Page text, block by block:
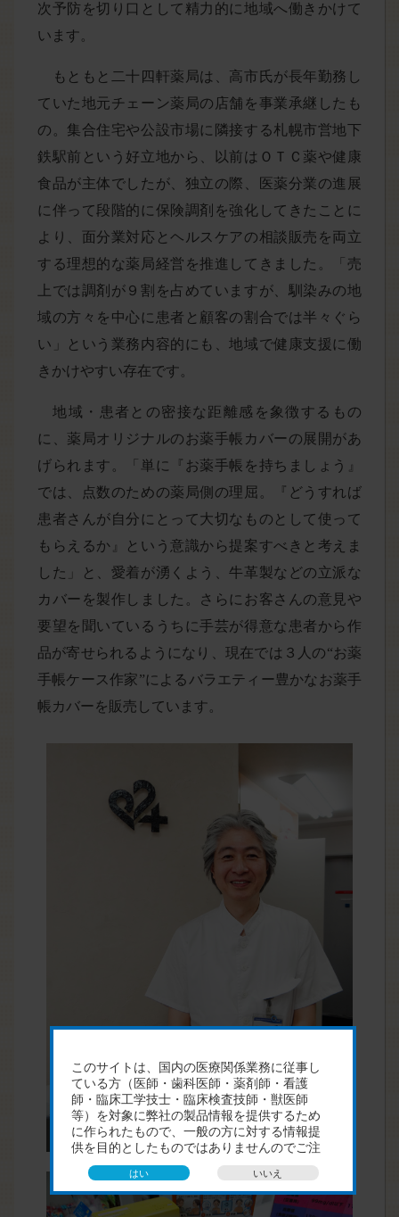
次予防を切り口として精力的に地域へ働きかけて
います。
もともと二十四軒薬局は、高市氏が長年勤務し
ていた地元チェーン薬局の店舗を事業承継したも
の。集合住宅や公設市場に隣接する札幌市営地下
鉄駅前という好立地から、以前はＯＴＣ薬や健康
食品が主体でしたが、独立の際、医薬分業の進展
に伴って段階的に保険調剤を強化してきたことに
より、面分業対応とヘルスケアの相談販売を両立
する理想的な薬局経営を推進してきました。「売
上では調剤が９割を占めていますが、馴染みの地
域の方々を中心に患者と顧客の割合では半々ぐら
い」という業務内容的にも、地域で健康支援に働
きかけやすい存在です。
地域・患者との密接な距離感を象徴するもの
に、薬局オリジナルのお薬手帳カバーの展開があ
げられます。「単に『お薬手帳を持ちましょう』
では、点数のための薬局側の理屈。『どうすれば
患者さんが自分にとって大切なものとして使って
もらえるか』という意識から提案すべきと考えま
した」と、愛着が湧くよう、牛革製などの立派な
カバーを製作しました。さらにお客さんの意見や
要望を聞いているうちに手芸が得意な患者から作
品が寄せられるようになり、現在では３人の“お薬
手帳ケース作家”によるバラエティー豊かなお薬手
帳カバーを販売しています。